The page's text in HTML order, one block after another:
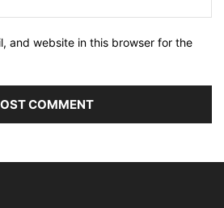
and website in this browser for the